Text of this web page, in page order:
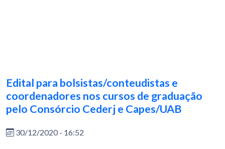
Edital para bolsistas/conteudistas e
coordenadores nos cursos de graduação
pelo Consórcio Cederj e Capes/UAB
30/12/2020 - 16:52